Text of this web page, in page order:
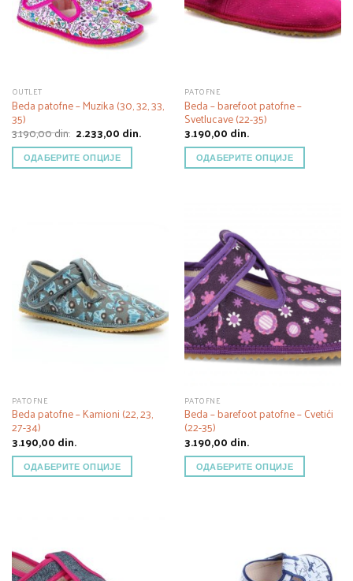
OUTLET
Beda patofne – Muzika (30, 32, 33,
35)
3.190,00din. Оригинална
цена
је
била:
3.190,00 din..
2.233,00 din.Тренутна
цена
2.233,00 din..
ОДАБЕРИТЕ ОПЦИЈЕ
PATOFNE
Beda – barefoot patofne –
Svetlucave (22-35)
3.190,00 din.
ОДАБЕРИТЕ ОПЦИЈЕ
PATOFNE
Beda patofne – Kamioni (22, 23,
27-34)
3.190,00 din.
ОДАБЕРИТЕ ОПЦИЈЕ
PATOFNE
Beda – barefoot patofne – Cvetići
(22-35)
3.190,00 din.
ОДАБЕРИТЕ ОПЦИЈЕ